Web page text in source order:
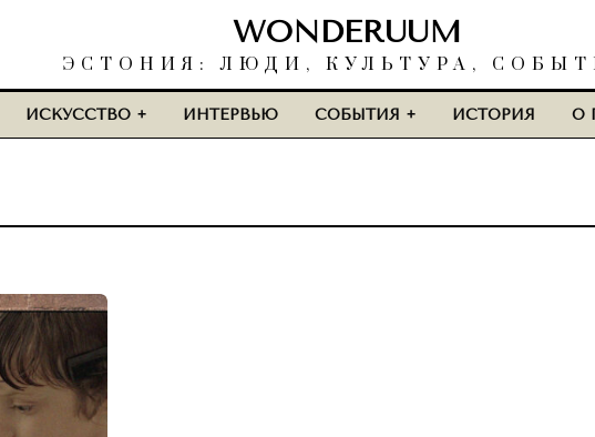
WONDERUUM
ЭСТОНИЯ: ЛЮДИ, КУЛЬТУРА,
ИСКУССТВО ИНТЕРВЬЮ СОБЫТИЯ ИСТОРИЯ О